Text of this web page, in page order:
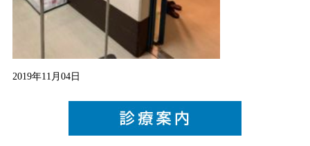
2019年11月04日